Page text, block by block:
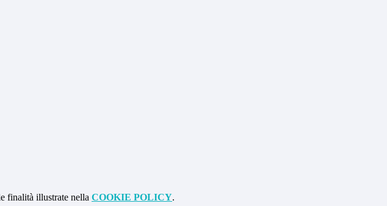
finalità illustrate nella COOKIE POLICY.